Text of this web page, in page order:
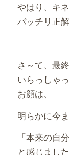
やはり、キ
バッチリ正解
さ～て、最
いらっしゃ
お顔は、
明らかに今
「本来の自
と感じました